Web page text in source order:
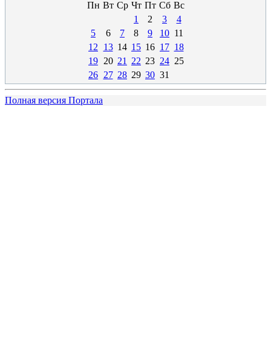
Пн Вт Ср Чт Пт Сб Вс
1
2 3
4
5
6 7 8 9 10 11
12
13 14 15 16 17 18
19 20 21 22 23 24 25
26 27 28 29 30 31
Полная версия Портала